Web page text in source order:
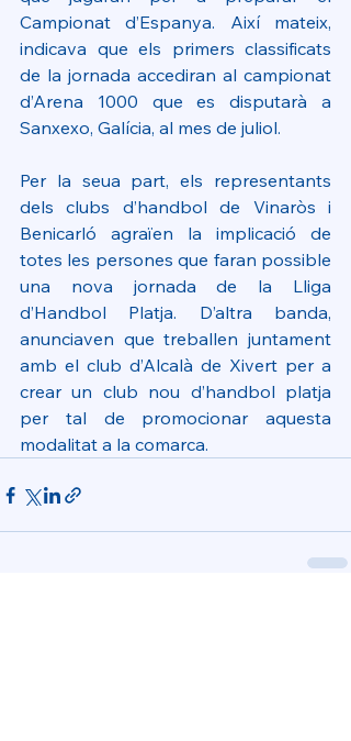
Campionat d’Espanya. Així mateix,
indicava que els primers classificats
de la jornada accediran al campionat
d’Arena 1000 que es disputarà a
Sanxexo, Galícia, al mes de juliol.
Per la seua part, els representants
dels clubs d’handbol de Vinaròs i
Benicarló agraïen la implicació de
totes les persones que faran possible
una nova jornada de la Lliga
d’Handbol Platja. D’altra banda,
anunciaven que treballen juntament
amb el club d’Alcalà de Xivert per a
crear un club nou d’handbol platja
per tal de promocionar aquesta
modalitat a la comarca.